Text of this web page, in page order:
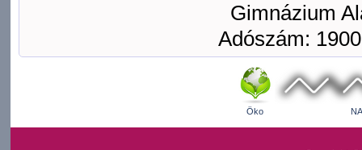
Gimnázium
Adószám:
Öko